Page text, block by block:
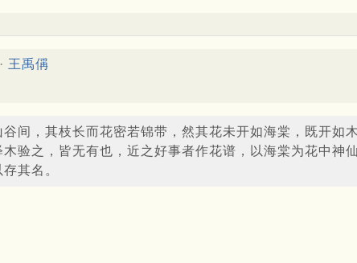
王禹偁
间，其枝长而花密若锦带，然其花未开如海棠，既开如
验之，皆无有也，近之好事者作花谱，以海棠为花中神
其名。